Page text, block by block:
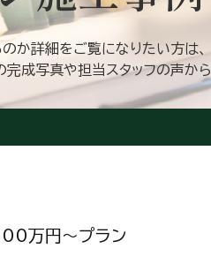
のか詳細をご覧になりたい方は、
完成写真や担当スタッフの声か
万円〜プラン